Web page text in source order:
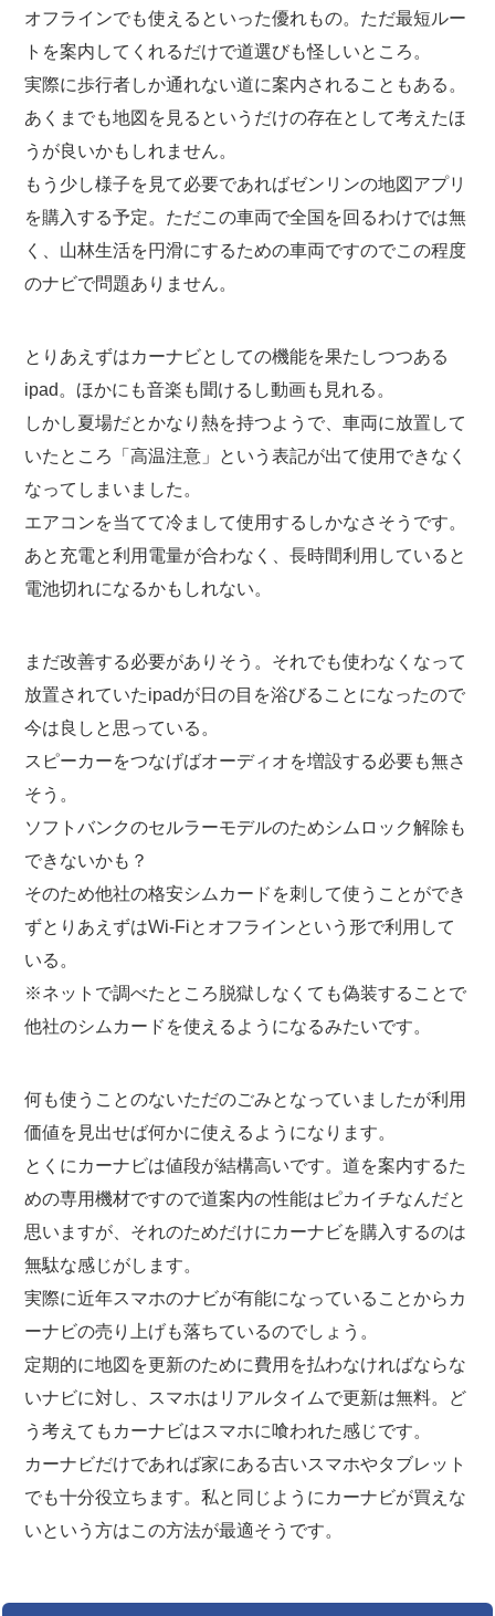
オフラインでも使えるといった優れもの。ただ最短ルー
トを案内してくれるだけで道選びも怪しいところ。
実際に歩行者しか通れない道に案内されることもある。
あくまでも地図を見るというだけの存在として考えたほ
うが良いかもしれません。
もう少し様子を見て必要であればゼンリンの地図アプリ
を購入する予定。ただこの車両で全国を回るわけでは無
く、山林生活を円滑にするための車両ですのでこの程度
のナビで問題ありません。
とりあえずはカーナビとしての機能を果たしつつある
ipad。ほかにも音楽も聞けるし動画も見れる。
しかし夏場だとかなり熱を持つようで、車両に放置して
いたところ「高温注意」という表記が出て使用できなく
なってしまいました。
エアコンを当てて冷まして使用するしかなさそうです。
あと充電と利用電量が合わなく、長時間利用していると
電池切れになるかもしれない。
まだ改善する必要がありそう。それでも使わなくなって
放置されていたipadが日の目を浴びることになったので
今は良しと思っている。
スピーカーをつなげばオーディオを増設する必要も無さ
そう。
ソフトバンクのセルラーモデルのためシムロック解除も
できないかも？
そのため他社の格安シムカードを刺して使うことができ
ずとりあえずはWi-Fiとオフラインという形で利用して
いる。
※ネットで調べたところ脱獄しなくても偽装することで
他社のシムカードを使えるようになるみたいです。
何も使うことのないただのごみとなっていましたが利用
価値を見出せば何かに使えるようになります。
とくにカーナビは値段が結構高いです。道を案内するた
めの専用機材ですので道案内の性能はピカイチなんだと
思いますが、それのためだけにカーナビを購入するのは
無駄な感じがします。
実際に近年スマホのナビが有能になっていることからカ
ーナビの売り上げも落ちているのでしょう。
定期的に地図を更新のために費用を払わなければならな
いナビに対し、スマホはリアルタイムで更新は無料。ど
う考えてもカーナビはスマホに喰われた感じです。
カーナビだけであれば家にある古いスマホやタブレット
でも十分役立ちます。私と同じようにカーナビが買えな
いという方はこの方法が最適そうです。